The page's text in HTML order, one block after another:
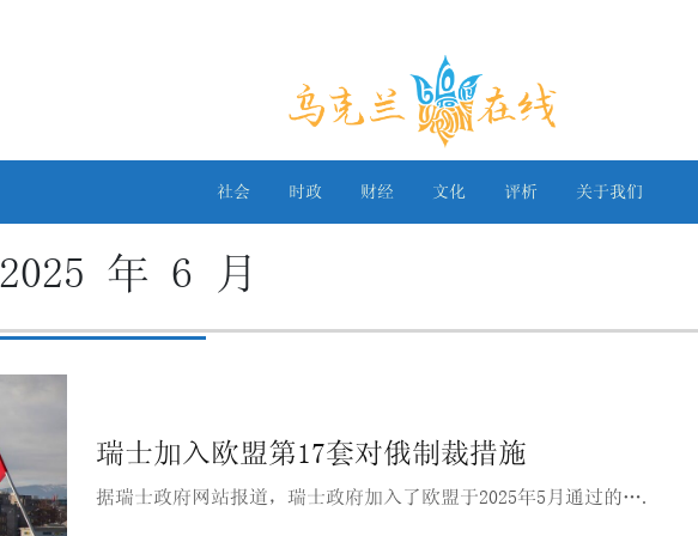
乌克兰在线
社会 时政 财经 文化 评析 关于我们
2025 年 6 月
瑞士加入欧盟第17套对俄制裁措施
据瑞士政府网站报道，瑞士政府加入了欧盟于2025年5月通过的….